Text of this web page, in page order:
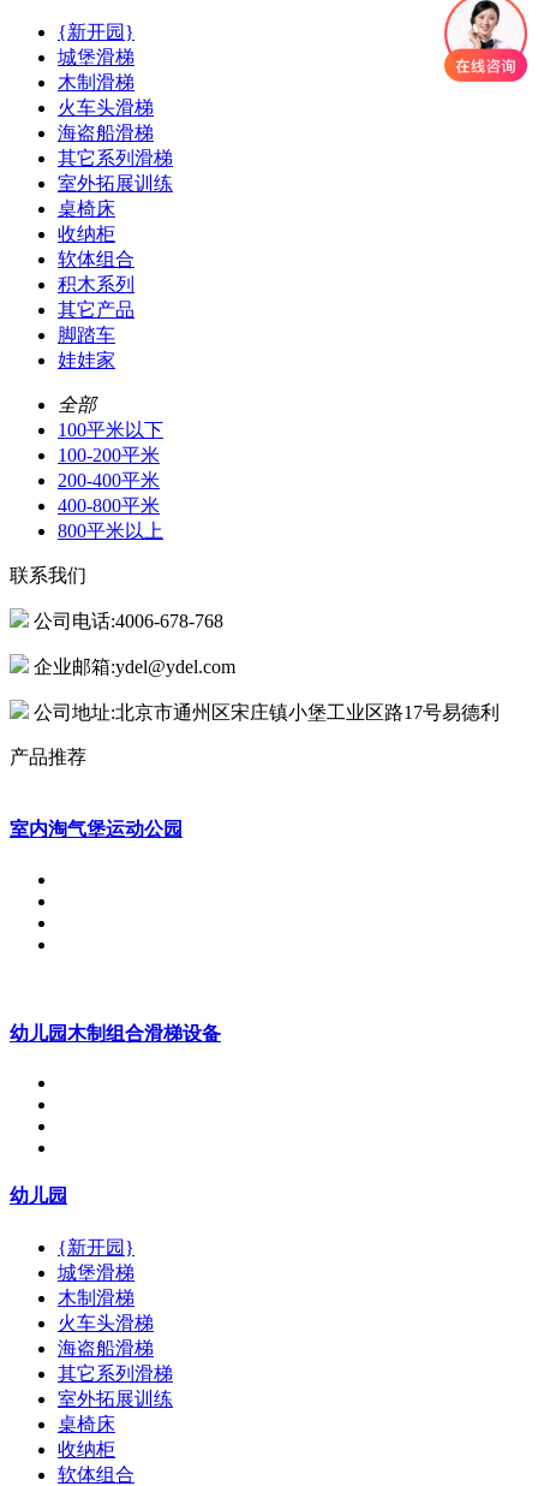
{新开园}
城堡滑梯
木制滑梯
火车头滑梯
海盗船滑梯
其它系列滑梯
室外拓展训练
桌椅床
收纳柜
软体组合
积木系列
其它产品
脚踏车
娃娃家
全部
100平米以下
100-200平米
200-400平米
400-800平米
800平米以上
联系我们
公司电话:4006-678-768
企业邮箱:ydel@ydel.com
公司地址:北京市通州区宋庄镇小堡工业区路17号易德利
产品推荐
室内淘气堡运动公园
幼儿园木制组合滑梯设备
幼儿园
{新开园}
城堡滑梯
木制滑梯
火车头滑梯
海盗船滑梯
其它系列滑梯
室外拓展训练
桌椅床
收纳柜
软体组合